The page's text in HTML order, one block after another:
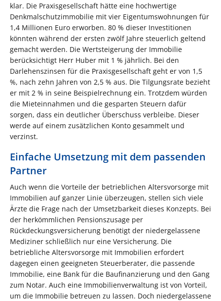
klar. Die Praxisgesellschaft hätte eine hochwertige
Denkmalschutzimmobilie mit vier Eigentumswohnungen für
1,4 Millionen Euro erworben. 80 % dieser Investitionen
könnten während der ersten zwölf Jahre steuerlich geltend
gemacht werden. Die Wertsteigerung der Immobilie
berücksichtigt Herr Huber mit 1 % jährlich. Bei den
Darlehenszinsen für die Praxisgesellschaft geht er von 1,5
%, nach zehn Jahren von 2,5 % aus. Die Tilgungsrate bezieht
er mit 2 % in seine Beispielrechnung ein. Trotzdem würden
die Mieteinnahmen und die gesparten Steuern dafür
sorgen, dass ein deutlicher Überschuss verbleibe. Dieser
werde auf einem zusätzlichen Konto gesammelt und
verzinst.
Einfache Umsetzung mit dem passenden
Partner
Auch wenn die Vorteile der betrieblichen Altersvorsorge mit
Immobilien auf ganzer Linie überzeugen, stellen sich viele
Ärzte die Frage nach der Umsetzbarkeit dieses Konzepts. Bei
der herkömmlichen Pensionszusage per
Rückdeckungsversicherung benötigt der niedergelassene
Mediziner schließlich nur eine Versicherung. Die
betriebliche Altersvorsorge mit Immobilien erfordert
dagegen einen geeigneten Steuerberater, die passende
Immobilie, eine Bank für die Baufinanzierung und den Gang
zum Notar. Auch eine Immobilienverwaltung ist von Vorteil,
um die Immobilie betreuen zu lassen. Doch niedergelassene